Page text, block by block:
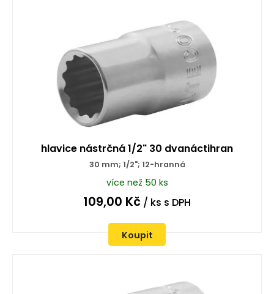
hlavice nástrčná 1/2" 30 dvanáctihran
30 mm; 1/2"; 12-hranná
více než 50 ks
109,00 Kč / ks s DPH
Koupit